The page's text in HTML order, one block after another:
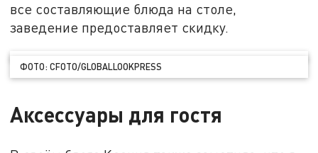
все составляющие блюда на столе,
заведение предоставляет скидку.
ФОТО: CFOTO/GLOBALLOOKPRESS
Аксессуары для гостя